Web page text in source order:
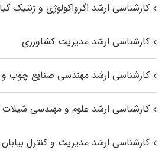
کارشناسی ارشد اگرواکولوژی و ژنتیک
کارشناسی ارشد مدیریت کشاورزی
کارشناسی ارشد مهندسی صنایع چوب و
کارشناسی ارشد علوم و مهندسی شیلات
کارشناسی ارشد مدیریت و کنترل بیابان